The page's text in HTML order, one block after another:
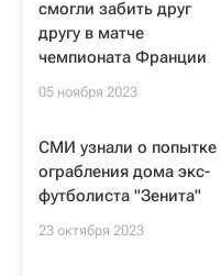
смогли забить друг
другу в матче
чемпионата Франции
05 ноября 2023
СМИ узнали о попытке
ограбления дома экс-
футболиста "Зенита"
23 октября 2023